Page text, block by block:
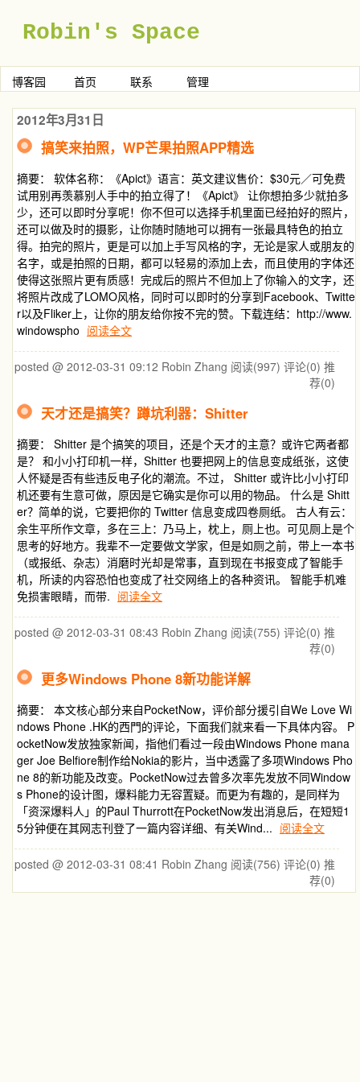
Robin's Space
博客园 首页 联系 管理
2012年3月31日
搞笑来拍照，WP芒果拍照APP精选
摘要： 软体名称：《Apict》语言：英文建议售价：$30元／可免费
试用别再羡慕别人手中的拍立得了！《Apict》 让你想拍多少就拍多
少，还可以即时分享呢！你不但可以选择手机里面已经拍好的照片，
还可以做及时的摄影，让你随时随地可以拥有一张最具特色的拍立
得。拍完的照片，更是可以加上手写风格的字，无论是家人或朋友的
名字，或是拍照的日期，都可以轻易的添加上去，而且使用的字体还
使得这张照片更有质感！完成后的照片不但加上了你输入的文字，还
将照片改成了LOMO风格，同时可以即时的分享到Facebook、Twitte
r以及Fliker上，让你的朋友给你按不完的赞。下载连结：http://www.
windowspho 阅读全文
posted @ 2012-03-31 09:12 Robin Zhang 阅读(997) 评论(0) 推
荐(0)
天才还是搞笑？蹲坑利器：Shitter
摘要： Shitter 是个搞笑的项目，还是个天才的主意？或许它两者都
是？ 和小小打印机一样，Shitter 也要把网上的信息变成纸张，这使
人怀疑是否有些违反电子化的潮流。不过， Shitter 或许比小小打印
机还要有生意可做，原因是它确实是你可以用的物品。 什么是 Shitt
er？简单的说，它要把你的 Twitter 信息变成四卷厕纸。 古人有云：
余生平所作文章，多在三上：乃马上，枕上，厕上也。可见厕上是个
思考的好地方。我辈不一定要做文学家，但是如厕之前，带上一本书
（或报纸、杂志）消磨时光却是常事，直到现在书报变成了智能手
机，所读的内容恐怕也变成了社交网络上的各种资讯。 智能手机难
免损害眼睛，而带. 阅读全文
posted @ 2012-03-31 08:43 Robin Zhang 阅读(755) 评论(0) 推
荐(0)
更多Windows Phone 8新功能详解
摘要： 本文核心部分来自PocketNow，评价部分援引自We Love Wi
ndows Phone .HK的西門的评论，下面我们就来看一下具体内容。 P
ocketNow发放独家新闻，指他们看过一段由Windows Phone mana
ger Joe Belfiore制作给Nokia的影片，当中透露了多项Windows Pho
ne 8的新功能及改变。PocketNow过去曾多次率先发放不同Window
s Phone的设计图，爆料能力无容置疑。而更为有趣的，是同样为
「资深爆料人」的Paul Thurrott在PocketNow发出消息后，在短短1
5分钟便在其网志刊登了一篇内容详细、有关Wind... 阅读全文
posted @ 2012-03-31 08:41 Robin Zhang 阅读(756) 评论(0) 推
荐(0)